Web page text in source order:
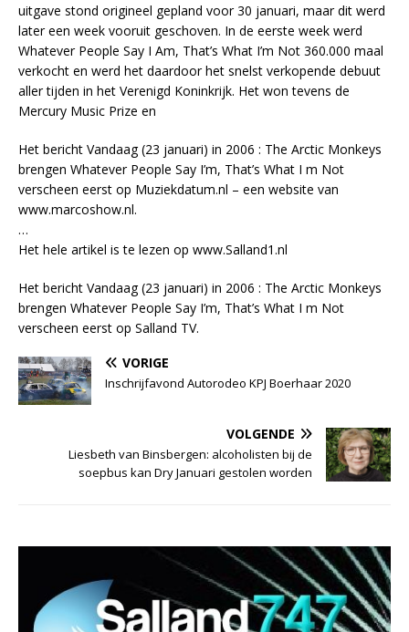
uitgave stond origineel gepland voor 30 januari, maar dit werd
later een week vooruit geschoven. In de eerste week werd
Whatever People Say I Am, That’s What I’m Not 360.000 maal
verkocht en werd het daardoor het snelst verkopende debuut
aller tijden in het Verenigd Koninkrijk. Het won tevens de
Mercury Music Prize en
Het bericht Vandaag (23 januari) in 2006 : The Arctic Monkeys
brengen Whatever People Say I’m, That’s What I m Not
verscheen eerst op Muziekdatum.nl – een website van
www.marcoshow.nl.
…
Het hele artikel is te lezen op www.Salland1.nl
Het bericht Vandaag (23 januari) in 2006 : The Arctic Monkeys
brengen Whatever People Say I’m, That’s What I m Not
verscheen eerst op Salland TV.
VORIGE
Inschrijfavond Autorodeo KPJ Boerhaar 2020
VOLGENDE
Liesbeth van Binsbergen: alcoholisten bij de
soepbus kan Dry Januari gestolen worden